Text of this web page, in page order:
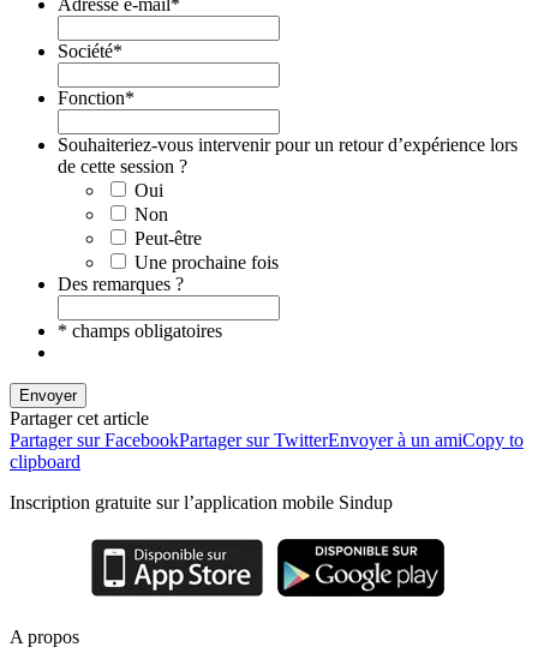
Société*
Fonction*
Souhaiteriez-vous intervenir pour un retour d’expérience lors
de cette session ?
Oui
Non
Peut-être
Une prochaine fois
Des remarques ?
* champs obligatoires
Envoyer
Partager cet article
Partager sur FacebookPartager sur TwitterEnvoyer à un amiCopy to
clipboard
Inscription gratuite sur l’application mobile Sindup
A propos